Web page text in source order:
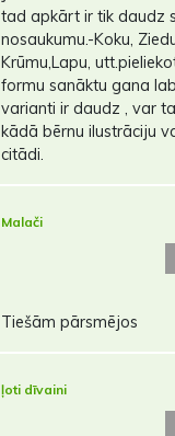
tad apkārt ir tik daudz
nosaukumu.-Koku,
Krūmu,Lapu,
formu sanāktu gana
varianti ir daudz , var
kādā bērnu ilustrāciju
citādi.
Malači
Tiešām pārsmējos
ļoti dīvaini